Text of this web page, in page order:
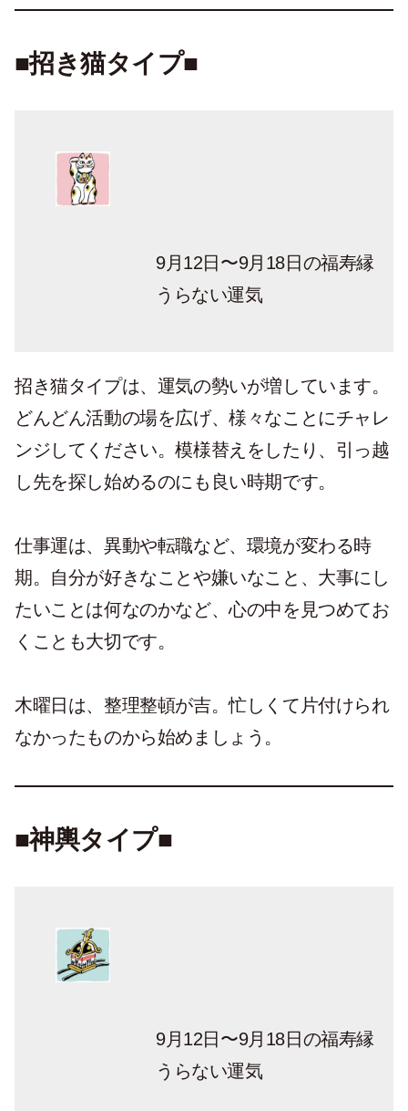
■招き猫タイプ■
9月12日〜9月18日の福寿縁
うらない運気
招き猫タイプは、運気の勢いが増しています。
どんどん活動の場を広げ、様々なことにチャレ
ンジしてください。模様替えをしたり、引っ越
し先を探し始めるのにも良い時期です。
仕事運は、異動や転職など、環境が変わる時
期。自分が好きなことや嫌いなこと、大事にし
たいことは何なのかなど、心の中を見つめてお
くことも大切です。
木曜日は、整理整頓が吉。忙しくて片付けられ
なかったものから始めましょう。
■神輿タイプ■
9月12日〜9月18日の福寿縁
うらない運気